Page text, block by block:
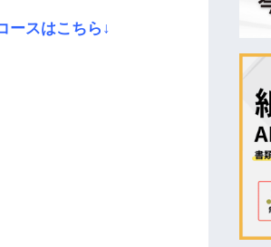
ースはこちら↓